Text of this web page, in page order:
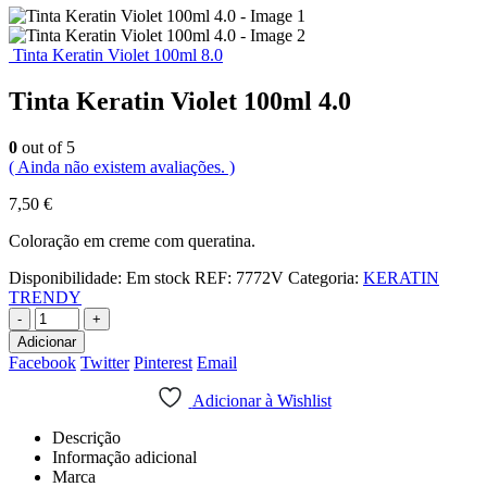
Tinta Keratin Violet 100ml 8.0
Tinta Keratin Violet 100ml 4.0
0 out of 5
( Ainda não existem avaliações. )
7,50 €
Coloração em creme com queratina.
Disponibilidade: Em stock REF: 7772V Categoria: KERATIN
TRENDY
-
+
Adicionar
Facebook Twitter Pinterest Email
Adicionar à Wishlist
Descrição
Informação adicional
Marca